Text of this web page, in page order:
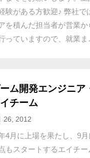
験がある方歓迎♪ 弊社で
を積んだ担当者が営業
っていますので、就業
ム開発エンジニア
チーム
26, 2012
4月に上場を果たし、9
もスタートするエイチ